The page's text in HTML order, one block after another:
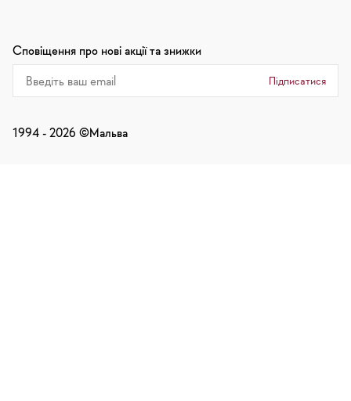
Сповіщення про нові акції та знижки
Підписатися
1994 - 2026 ©Мальва